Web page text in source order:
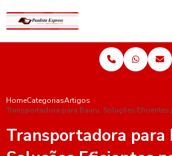
HomeCategoriasArtigos
Transportadora para Bauru: Soluções Eficientes
Transportadora para